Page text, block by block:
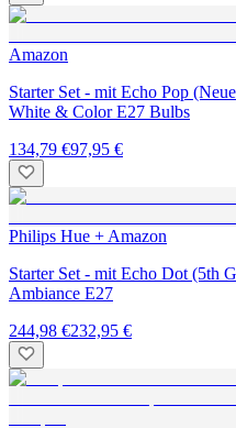
Amazon
Starter Set - mit Echo Pop
White & Color E27 Bulbs
134,79 €97,95 €
Philips Hue + Amazon
Starter Set - mit Echo Dot (5th
Ambiance E27
244,98 €232,95 €